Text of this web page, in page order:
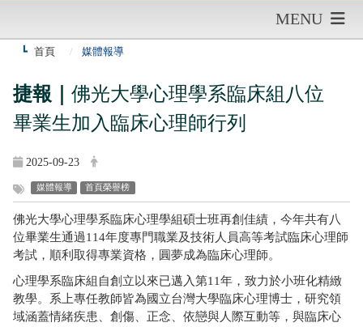
MENU
首頁 媒體報導
捷報｜ 佛光大學心理學系臨床組八位
畢業生加入臨床心理師行列
2025-09-23
媒體報導 首頁榮譽榜
佛光大學心理學系臨床心理學組碩士班再創佳績，今年共有八
位畢業生通過114年度專門職業及技術人員高等考試臨床心理師
考試，順利取得專業資格，圓夢成為臨床心理師。
心理學系臨床組自創立以來已邁入第11年，致力於小班化精緻
教學。系上專任教師皆為國立台灣大學臨床心理博士，研究領
域涵蓋情緒疾患、創傷、正念、依戀與人際互動等，與臨床心